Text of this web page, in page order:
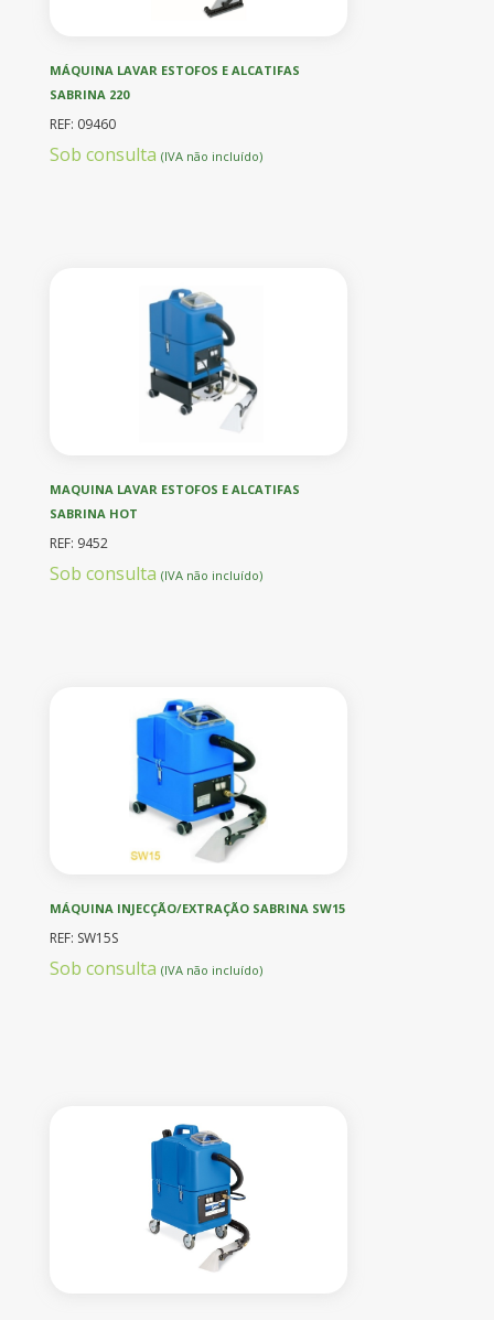
MÁQUINA LAVAR ESTOFOS E ALCATIFAS
SABRINA 220
REF: 09460
Sob consulta (IVA não incluído)
MAQUINA LAVAR ESTOFOS E ALCATIFAS
SABRINA HOT
REF: 9452
Sob consulta (IVA não incluído)
MÁQUINA INJECÇÃO/EXTRAÇÃO SABRINA SW15
REF: SW15S
Sob consulta (IVA não incluído)